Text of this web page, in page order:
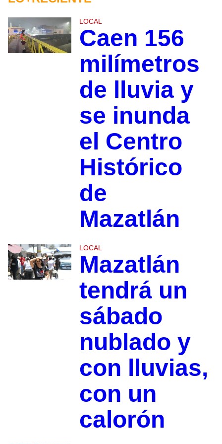
LOCAL
Caen 156
milímetros
de lluvia y
se inunda
el Centro
Histórico
de
Mazatlán
LOCAL
Mazatlán
tendrá un
sábado
nublado y
con lluvias,
con un
calorón